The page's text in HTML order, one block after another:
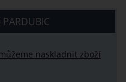
naskladnit zboží